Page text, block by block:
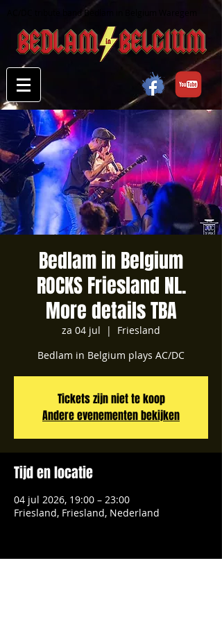
AC/DC tribute band Bedlam in Belgium Waregem
Bedlam in Belgium
ROCKS Friesland NL.
More details TBA
za 04 jul
  |
Friesland
Bedlam in Belgium plays AC/DC
Tickets zijn niet te koop
Andere evenementen bekijken
Tijd en locatie
04 jul 2026, 19:00 – 23:00
Friesland, Friesland, Nederland